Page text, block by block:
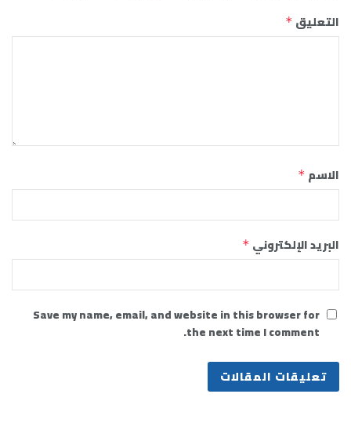
التعليق *
الاسم *
البريد الإلكتروني *
Save my name, email, and website in this browser for
the next time I comment.